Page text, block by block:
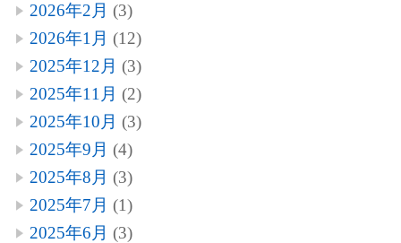
2026年2月 (3)
2026年1月 (12)
2025年12月 (3)
2025年11月 (2)
2025年10月 (3)
2025年9月 (4)
2025年8月 (3)
2025年7月 (1)
2025年6月 (3)